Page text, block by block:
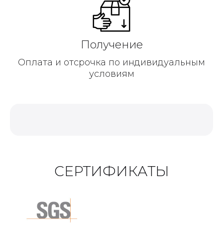
Получение
Оплата и отсрочка по индивидуальным
условиям
СЕРТИФИКАТЫ